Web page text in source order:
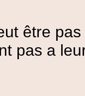
être
pas a